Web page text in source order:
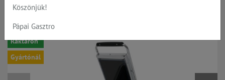
-5%
Raktáron
Gyártónál
Köszönjük!
Pápai Gasztro